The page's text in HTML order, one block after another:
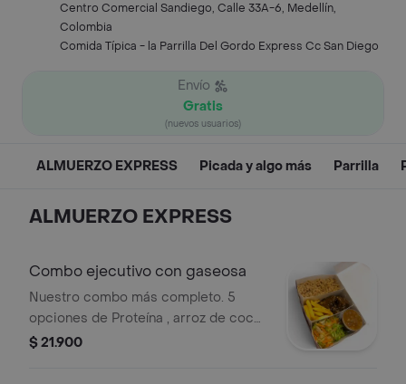
Centro Comercial Sandiego, Calle 33A-6, Medellín,
Colombia
Comida Típica - la Parrilla Del Gordo Express Cc San Diego
Envío
Gratis
(nuevos usuarios)
ALMUERZO EXPRESS Picada y algo más Parrilla
ALMUERZO EXPRESS
Combo ejecutivo con gaseosa
Nuestro combo más completo. 5
opciones de Proteína , arroz de coco
o blanco, frijoles, papas a la francesa,
$ 21.900